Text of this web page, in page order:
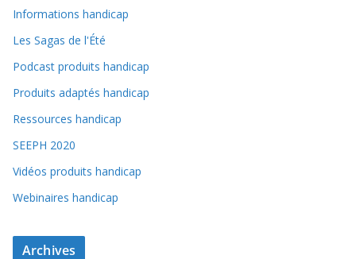
Informations handicap
Les Sagas de l'Été
Podcast produits handicap
Produits adaptés handicap
Ressources handicap
SEEPH 2020
Vidéos produits handicap
Webinaires handicap
Archives